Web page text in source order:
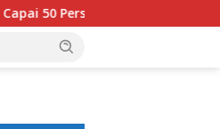
Prabowo Akansegera